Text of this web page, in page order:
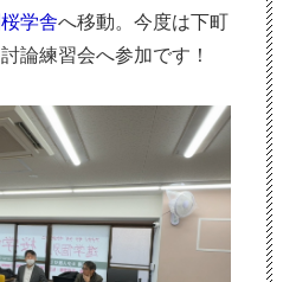
学舎へ移動。今度は下町
論練習会へ参加です！